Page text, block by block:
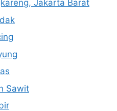
Jakarta Barat
Sawit